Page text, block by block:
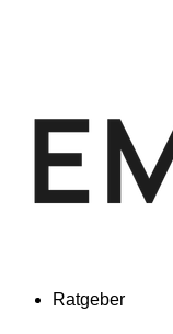
Ratgeber